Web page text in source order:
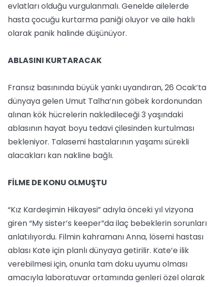
evlatları olduğu vurgulanmalı. Genelde ailelerde
hasta çocuğu kurtarma paniği oluyor ve aile haklı
olarak panik halinde düşünüyor.
ABLASINI KURTARACAK
Fransız basınında büyük yankı uyandıran, 26 Ocak’ta
dünyaya gelen Umut Talha’nın göbek kordonundan
alınan kök hücrelerin nakledileceği 3 yaşındaki
ablasının hayat boyu tedavi çilesinden kurtulması
bekleniyor. Talasemi hastalarının yaşamı sürekli
alacakları kan nakline bağlı.
FİLME DE KONU OLMUŞTU
“Kız Kardeşimin Hikayesi” adıyla önceki yıl vizyona
giren “My sister’s keeper”da ilaç bebeklerin sorunları
anlatılıyordu. Filmin kahramanı Anna, lösemi hastası
ablası Kate için planlı dünyaya getirilir. Kate’e ilik
verebilmesi için, onunla tam doku uyumu olması
amacıyla laboratuvar ortamında genleri özel olarak